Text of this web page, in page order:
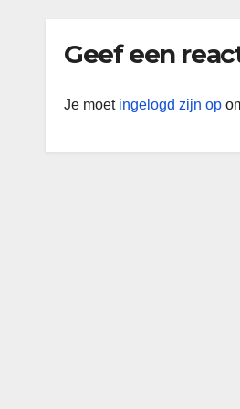
Geef een
Je moet ingelogd zijn op